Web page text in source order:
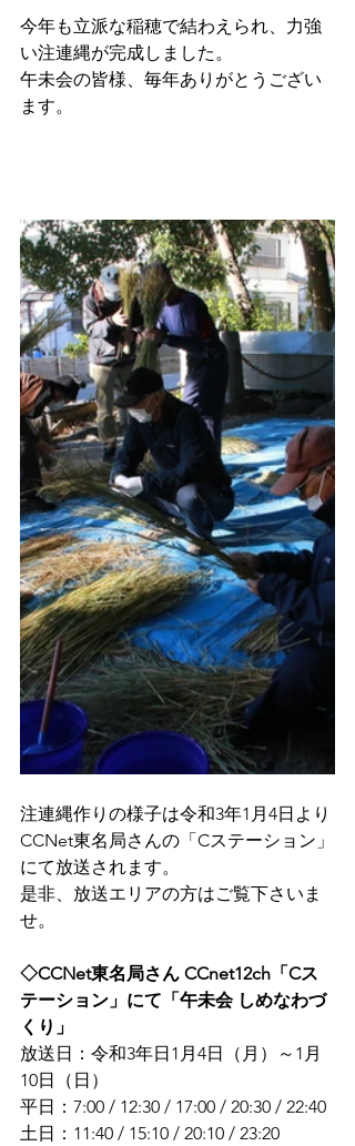
今年も立派な稲穂で結わえられ、力強
い注連縄が完成しました。
午未会の皆様、毎年ありがとうござい
ます。
注連縄作りの様子は令和3年1月4日より
CCNet東名局さんの「Cステーション」
にて放送されます。
是非、放送エリアの方はご覧下さいま
せ。
◇CCNet東名局さん CCnet12ch「Cス
テーション」にて「午未会 しめなわづ
くり」
放送日：令和3年日1月4日（月）～1月
10日（日）
平日：7:00 / 12:30 / 17:00 / 20:30 / 22:40
土日：11:40 / 15:10 / 20:10 / 23:20